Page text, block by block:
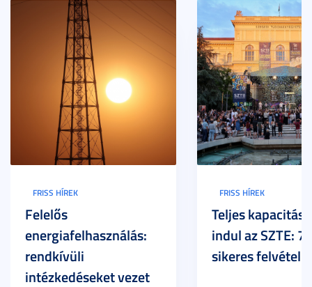
FRISS HÍREK
Felelős
energiafelhasználás:
rendkívüli
intézkedéseket vezet
FRISS HÍREK
Teljes
indul az SZTE:
sikeres